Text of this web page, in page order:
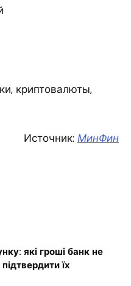
криптовалюты,
Источник: МинФин
які гроші банк не
їх